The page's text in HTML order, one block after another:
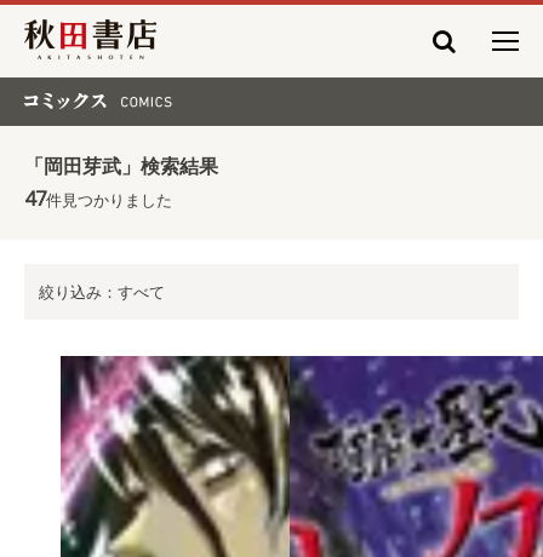
秋田書店
「岡田芽武」検索結果
47件見つかりました
絞り込み：すべて